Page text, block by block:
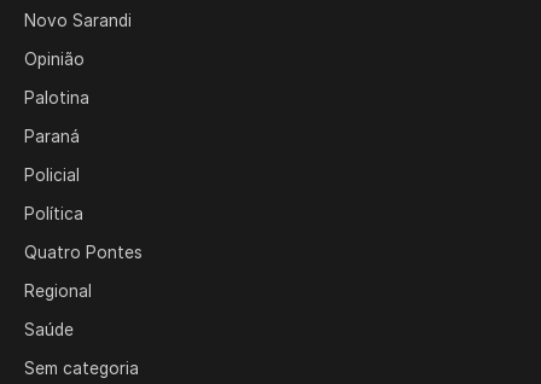
Novo Sarandi
Opinião
Palotina
Paraná
Policial
Política
Quatro Pontes
Regional
Saúde
Sem categoria